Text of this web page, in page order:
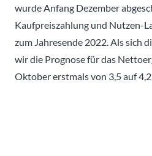
wurde Anfang Dezember
Kaufpreiszahlung und Nutzen-
zum Jahresende 2022. Als sich
wir die Prognose für das
Oktober erstmals von 3,5 auf